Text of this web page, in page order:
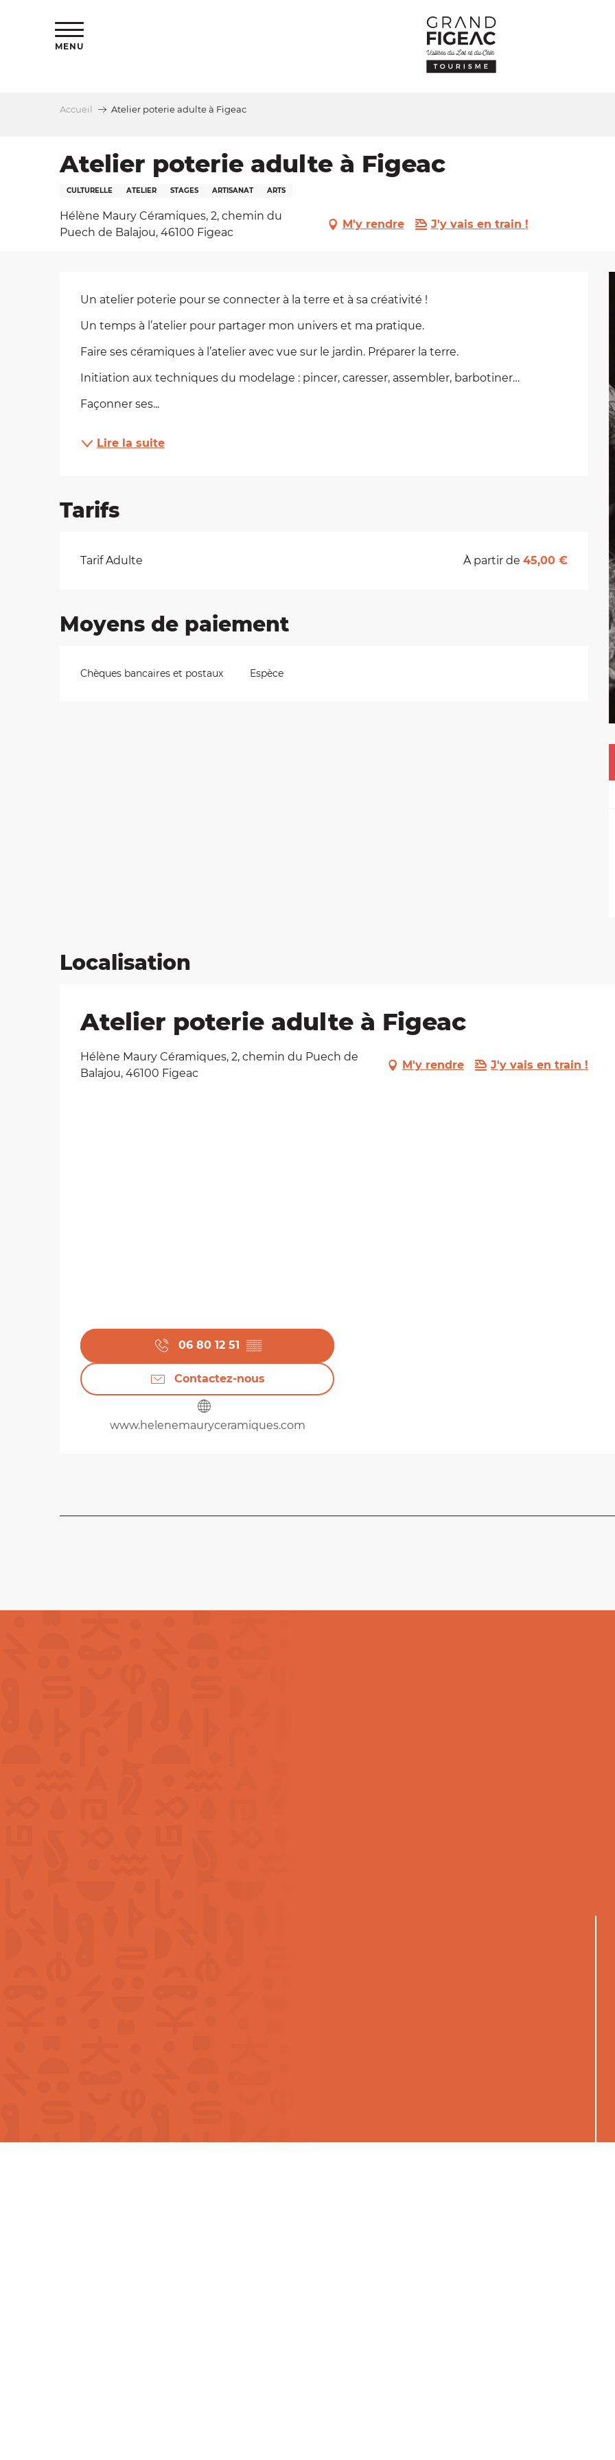
MENU
Accueil Atelier poterie adulte à Figeac
Atelier poterie adulte à Figeac
CULTURELLE ATELIER STAGES ARTISANAT ARTS
Hélène Maury Céramiques, 2, chemin du
Puech de Balajou, 46100 Figeac
M'y rendre J'y vais en train !
Description
Un atelier poterie pour se connecter à la terre et à sa créativité !
Un temps à l’atelier pour partager mon univers et ma pratique.
Faire ses céramiques à l’atelier avec vue sur le jardin. Préparer la terre.
Initiation aux techniques du modelage : pincer, caresser, assembler, barbotiner…
Façonner ses...
Lire la suite
Tarifs
Tarifs 2026
Tarif Adulte À partir de45,00 €
Moyens de paiement
Chèques bancaires et postaux Espèce
Localisation
Atelier poterie adulte à Figeac
Hélène Maury Céramiques, 2, chemin du Puech de
Balajou, 46100 Figeac
M'y rendre J'y vais en train !
06 80 12 51 ▒▒
Contactez-nous
www.helenemauryceramiques.com